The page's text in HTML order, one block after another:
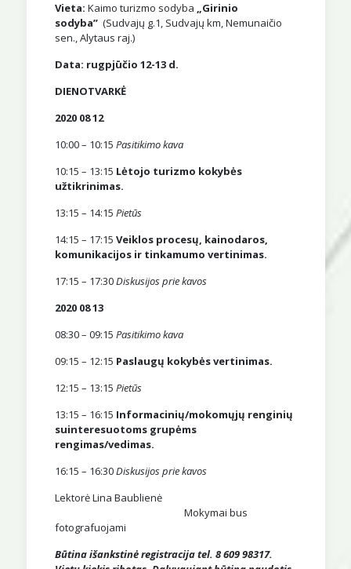
Vieta: Kaimo turizmo sodyba „Girinio
sodyba” (Sudvajų g.1, Sudvajų km, Nemunaičio
sen., Alytaus raj.)
Data: rugpjūčio 12-13 d.
DIENOTVARKĖ
2020 08 12
10:00 – 10:15 Pasitikimo kava
10:15 – 13:15 Lėtojo turizmo kokybės
užtikrinimas.
13:15 – 14:15 Pietūs
14:15 – 17:15 Veiklos procesų, kainodaros,
komunikacijos ir tinkamumo vertinimas.
17:15 – 17:30Diskusijos prie kavos
2020 08 13
08:30 – 09:15 Pasitikimo kava
09:15 – 12:15 Paslaugų kokybės vertinimas.
12:15 – 13:15 Pietūs
13:15 – 16:15 Informacinių/mokomųjų renginių
suinteresuotoms grupėms
rengimas/vedimas.
16:15 – 16:30Diskusijos prie kavos
Lektorė Lina Baublienė
Mokymai bus
fotografuojami
Būtina išankstinė registracija tel. 8 609 98317.